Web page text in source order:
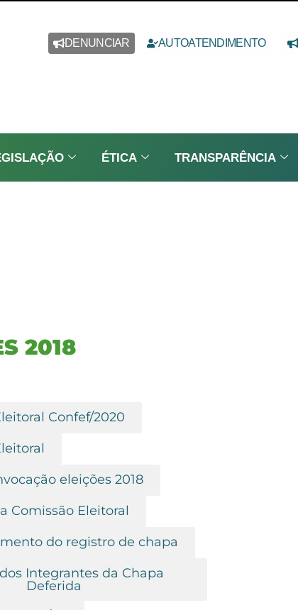
DENUNCIAR AUTOATENDIMENTO
ÉTICA TRANSPARÊNCIA
2018
Confef/2020
eleições 2018
Comissão Eleitoral
do registro de chapa
Integrantes da Chapa
Deferida